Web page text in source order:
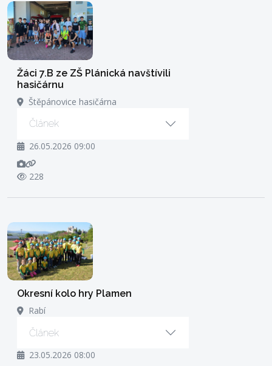
Žáci 7.B ze ZŠ Plánická navštívili
hasičárnu
Štěpánovice hasičárna
Článek
26.05.2026 09:00
228
Okresní kolo hry Plamen
Rabí
Článek
23.05.2026 08:00